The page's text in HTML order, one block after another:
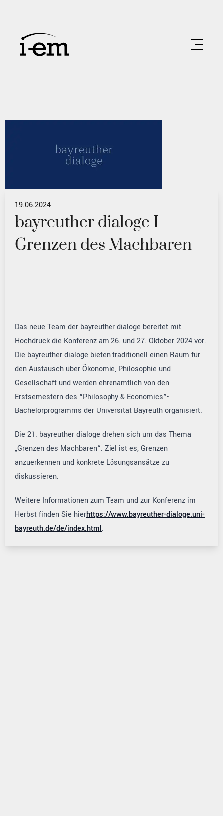
19.06.2024
bayreuther dialoge I
Grenzen des Machbaren
Das neue Team der bayreuther dialoge bereitet mit
Hochdruck die Konferenz am 26. und 27. Oktober 2024 vor.
Die bayreuther dialoge bieten traditionell einen Raum für
den Austausch über Ökonomie, Philosophie und
Gesellschaft und werden ehrenamtlich von den
Erstsemestern des “Philosophy & Economics”-
Bachelorprogramms der Universität Bayreuth organisiert.
Die 21. bayreuther dialoge drehen sich um das Thema
„Grenzen des Machbaren“. Ziel ist es, Grenzen
anzuerkennen und konkrete Lösungsansätze zu
diskussieren.
Weitere Informationen zum Team und zur Konferenz im
Herbst finden Sie hierhttps://www.bayreuther-dialoge.uni-
bayreuth.de/de/index.html.